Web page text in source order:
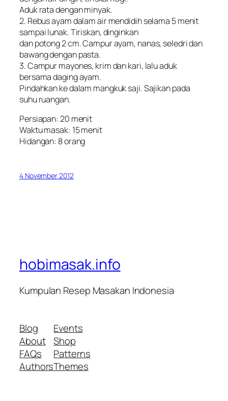
Aduk rata dengan minyak.
2. Rebus ayam dalam air mendidih selama 5 menit
sampai lunak. Tiriskan, dinginkan
dan potong 2 cm. Campur ayam, nanas, seledri dan
bawang dengan pasta.
3. Campur mayones, krim dan kari, lalu aduk
bersama daging ayam.
Pindahkan ke dalam mangkuk saji. Sajikan pada
suhu ruangan.
Persiapan: 20 menit
Waktu masak: 15 menit
Hidangan: 8 orang
4 November 2012
hobimasak.info
Kumpulan Resep Masakan Indonesia
Blog
About
FAQs
Authors
Events
Shop
Patterns
Themes